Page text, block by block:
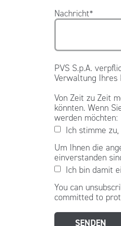
Nachricht*
PVS S.p.A.
Verwaltung Ihres
Von Zeit zu Zeit
könnten. Wenn
werden möchten:
Ich stimme
Um Ihnen die
einverstanden
Ich bin damit
You can
committed to